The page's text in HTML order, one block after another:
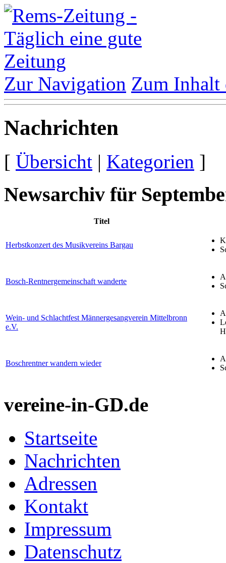
Zur Navigation Zum Inhalt
Nachrichten
[ Übersicht | Kategorien ]
Newsarchiv für
Titel
Herbstkonzert des Musikvereins Bargau
Bosch-Rentnergemeinschaft wanderte
Wein- und Schlachtfest Männergesangverein Mittelbronn
e.V.
Boschrentner wandern wieder
vereine-in-GD.de
Startseite
Nachrichten
Adressen
Kontakt
Impressum
Datenschutz